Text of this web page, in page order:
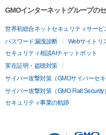
GMOインターネットグループの
世界初総合ネットセキュリティサービ
パスワード漏洩診断
Webサイトリ
セキュリティ相談AIチャットボット
実在証明・盗聴対策
サイバー攻撃対策（GMOサイバーセキ
サイバー攻撃対策（GMO Flatt Security）
セキュリティ事業の軌跡